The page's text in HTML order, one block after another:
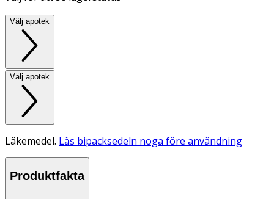
Välj apotek
Välj apotek
Läkemedel. Läs bipacksedeln noga före användning
Produktfakta